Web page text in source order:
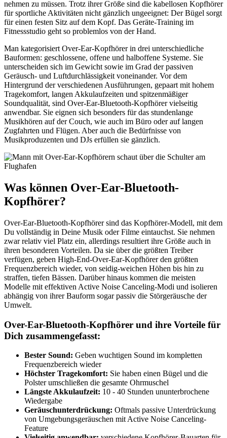
nehmen zu müssen. Trotz ihrer Größe sind die kabellosen Kopfhörer
für sportliche Aktivitäten nicht gänzlich ungeeignet: Der Bügel sorgt
für einen festen Sitz auf dem Kopf. Das Geräte-Training im
Fitnessstudio geht so problemlos von der Hand.
Man kategorisiert Over-Ear-Kopfhörer in drei unterschiedliche
Bauformen: geschlossene, offene und halboffene Systeme. Sie
unterscheiden sich im Gewicht sowie im Grad der passiven
Geräusch- und Luftdurchlässigkeit voneinander. Vor dem
Hintergrund der verschiedenen Ausführungen, gepaart mit hohem
Tragekomfort, langen Akkulaufzeiten und spitzenmäßiger
Soundqualität, sind Over-Ear-Bluetooth-Kopfhörer vielseitig
anwendbar. Sie eignen sich besonders für das stundenlange
Musikhören auf der Couch, wie auch im Büro oder auf langen
Zugfahrten und Flügen. Aber auch die Bedürfnisse von
Musikproduzenten und DJs erfüllen sie gänzlich.
Was können Over-Ear-Bluetooth-
Kopfhörer?
Over-Ear-Bluetooth-Kopfhörer sind das Kopfhörer-Modell, mit dem
Du vollständig in Deine Musik oder Filme eintauchst. Sie nehmen
zwar relativ viel Platz ein, allerdings resultiert ihre Größe auch in
ihren besonderen Vorteilen. Da sie über die größten Treiber
verfügen, geben High-End-Over-Ear-Kopfhörer den größten
Frequenzbereich wieder, von seidig-weichen Höhen bis hin zu
straffen, tiefen Bässen. Darüber hinaus kommen die meisten
Modelle mit effektiven Active Noise Canceling-Modi und isolieren
abhängig von ihrer Bauform sogar passiv die Störgeräusche der
Umwelt.
Over-Ear-Bluetooth-Kopfhörer und ihre Vorteile für
Dich zusammengefasst:
Bester Sound: Geben wuchtigen Sound im kompletten
Frequenzbereich wieder
Höchster Tragekomfort: Sie haben einen Bügel und die
Polster umschließen die gesamte Ohrmuschel
Längste Akkulaufzeit: 10 - 40 Stunden ununterbrochene
Wiedergabe
Geräuschunterdrückung: Oftmals passive Unterdrückung
von Umgebungsgeräuschen mit Active Noise Canceling-
Feature